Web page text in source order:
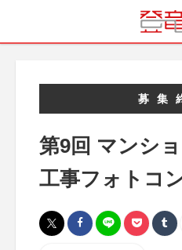
募集
第9回 マンシ
工事フォトコ